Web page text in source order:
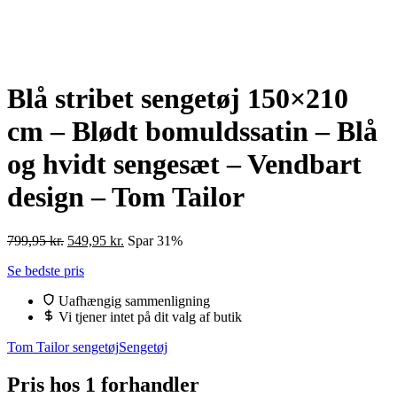
Blå stribet sengetøj 150×210
cm – Blødt bomuldssatin – Blå
og hvidt sengesæt – Vendbart
design – Tom Tailor
799,95kr. Den
pris
799,95 kr..
549,95 kr. Den
549,95 kr..
Spar 31%
Se bedste pris
Uafhængig sammenligning
Vi tjener intet på dit valg af butik
Tom Tailor sengetøjSengetøj
Pris hos 1 forhandler